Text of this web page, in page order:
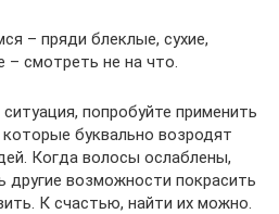
– пряди блеклые, сухие,
– смотреть не на что.
попробуйте применить
буквально возродят
Когда волосы ослаблены,
другие возможности покрасить
К счастью, найти их можно.